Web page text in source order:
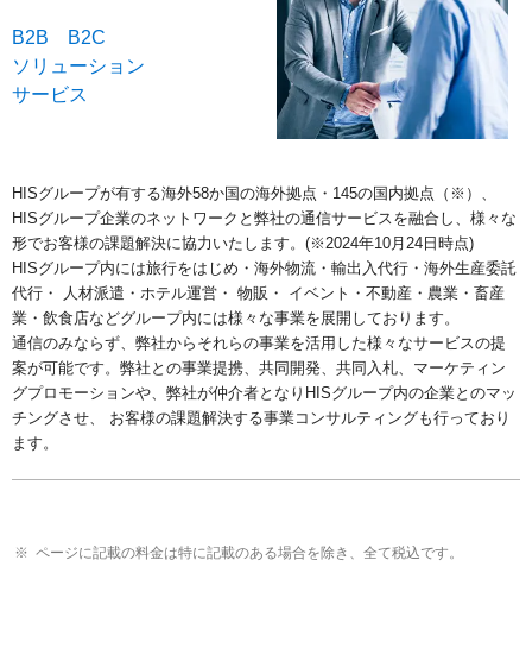
B2B B2C
ソリューション
サービス
HISグループが有する海外58か国の海外拠点・145の国内拠点（※）、
HISグループ企業のネットワークと弊社の通信サービスを融合し、様々な
形でお客様の課題解決に協力いたします。(※2024年10月24日時点)
HISグループ内には旅行をはじめ・海外物流・輸出入代行・海外生産委託
代行・ 人材派遣・ホテル運営・ 物販・ イベント・不動産・農業・畜産
業・飲食店などグループ内には様々な事業を展開しております。
通信のみならず、弊社からそれらの事業を活用した様々なサービスの提
案が可能です。弊社との事業提携、共同開発、共同入札、マーケティン
グプロモーションや、弊社が仲介者となりHISグループ内の企業とのマッ
チングさせ、 お客様の課題解決する事業コンサルティングも行っており
ます。
ページに記載の料金は特に記載のある場合を除き、全て税込です。